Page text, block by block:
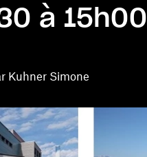
Kuhner Simone
à 15h00